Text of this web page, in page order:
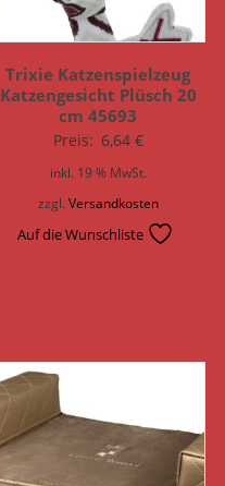
Trixie Katzenspielzeug
Katzengesicht Plüsch 20
cm 45693
Preis: 6,64 €
inkl. 19 % MwSt.
zzgl. Versandkosten
Auf die Wunschliste